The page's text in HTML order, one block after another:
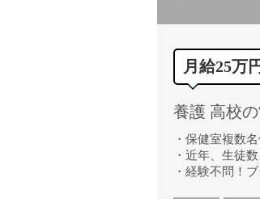
月給25万
養護 高校
・保健室複数
・近年、生徒
・経験不問！